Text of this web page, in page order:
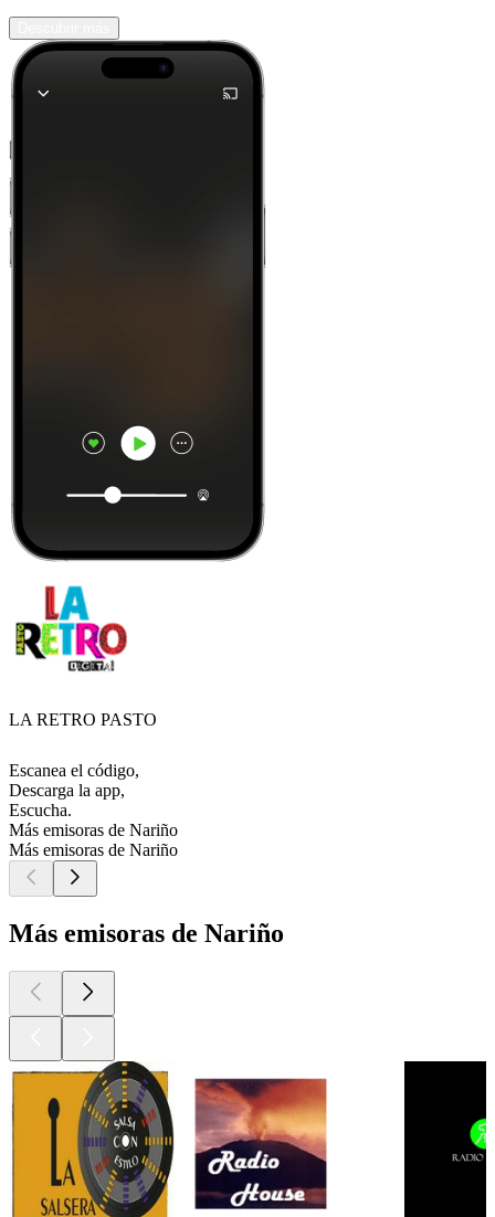
LA RETRO PASTO
Escanea el código,
Descarga la app,
Escucha.
Más emisoras de Nariño
Más emisoras de Nariño
Más emisoras de Nariño